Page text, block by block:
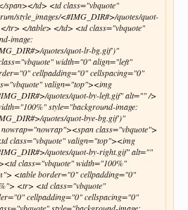
td> <td class="vbquote"
style_images/<#IMG_DIR#>/quotes/quot-
tr> </table> </td> <td class="vbquote"
image:
quotes/quot-lr-bg.gif')"
width="0" align="left"
cellpadding="0" cellspacing="0"
valign="top"><img
quotes/quot-by-left.gif" alt="" />
style="background-image:
quotes/quot-bye-bg.gif')"
class="vbquote">
class="vbquote" valign="top"><img
quotes/quot-by-right.gif" alt=""
class="vbquote" width="100%"
<table border="0" cellpadding="0"
<tr> <td class="vbquote"
cellpadding="0" cellspacing="0"